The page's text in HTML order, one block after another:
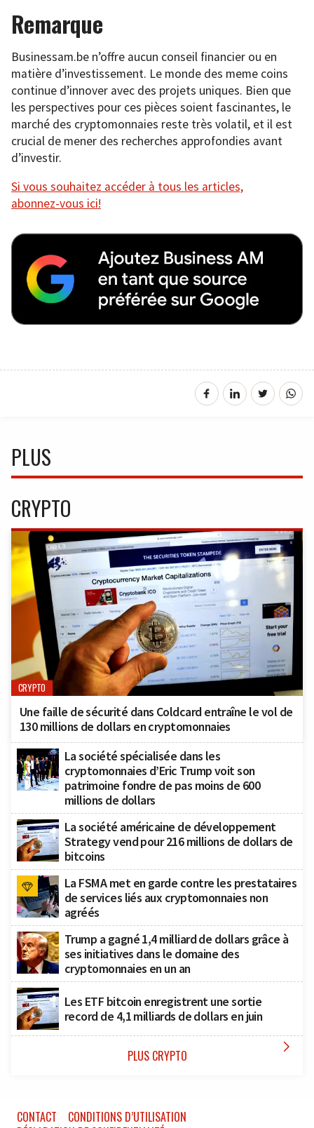
Remarque
Businessam.be n’offre aucun conseil financier ou en
matière d’investissement. Le monde des meme coins
continue d’innover avec des projets uniques. Bien que
les perspectives pour ces pièces soient fascinantes, le
marché des cryptomonnaies reste très volatil, et il est
crucial de mener des recherches approfondies avant
d’investir.
Si vous souhaitez accéder à tous les articles,
abonnez-vous ici!
PLUS
CRYPTO
CRYPTO
Une faille de sécurité dans Coldcard entraîne le vol de
130 millions de dollars en cryptomonnaies
La société spécialisée dans les
cryptomonnaies d’Eric Trump voit son
patrimoine fondre de pas moins de 600
millions de dollars
La société américaine de développement
Strategy vend pour 216 millions de dollars de
bitcoins
La FSMA met en garde contre les prestataires
de services liés aux cryptomonnaies non
agréés
Trump a gagné 1,4 milliard de dollars grâce à
ses initiatives dans le domaine des
cryptomonnaies en un an
Les ETF bitcoin enregistrent une sortie
record de 4,1 milliards de dollars en juin
PLUS CRYPTO 
CONTACT
CONDITIONS D’UTILISATION